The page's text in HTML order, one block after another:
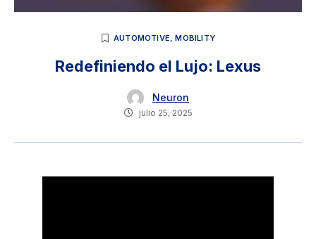
AUTOMOTIVE,MOBILITY
Redefiniendo el Lujo: Lexus
Neuron
julio 25, 2025